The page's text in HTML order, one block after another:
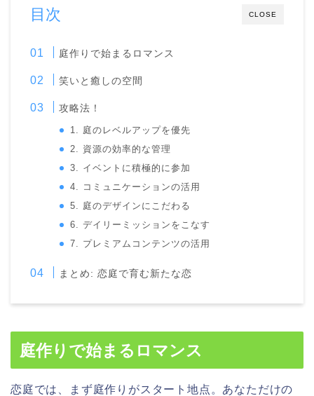
CLOSE
目次
庭作りで始まるロマンス
笑いと癒しの空間
攻略法！
1. 庭のレベルアップを優先
2. 資源の効率的な管理
3. イベントに積極的に参加
4. コミュニケーションの活用
5. 庭のデザインにこだわる
6. デイリーミッションをこなす
7. プレミアムコンテンツの活用
まとめ: 恋庭で育む新たな恋
庭作りで始まるロマンス
恋庭では、まず庭作りがスタート地点。あなただけの